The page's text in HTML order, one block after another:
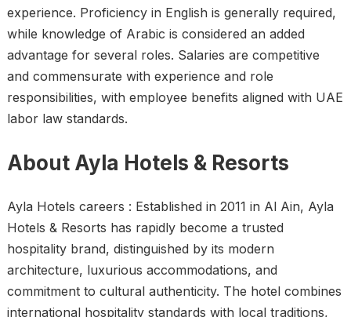
experience. Proficiency in English is generally required,
while knowledge of Arabic is considered an added
advantage for several roles. Salaries are competitive
and commensurate with experience and role
responsibilities, with employee benefits aligned with UAE
labor law standards.
About Ayla Hotels & Resorts
Ayla Hotels careers : Established in 2011 in Al Ain, Ayla
Hotels & Resorts has rapidly become a trusted
hospitality brand, distinguished by its modern
architecture, luxurious accommodations, and
commitment to cultural authenticity. The hotel combines
international hospitality standards with local traditions,